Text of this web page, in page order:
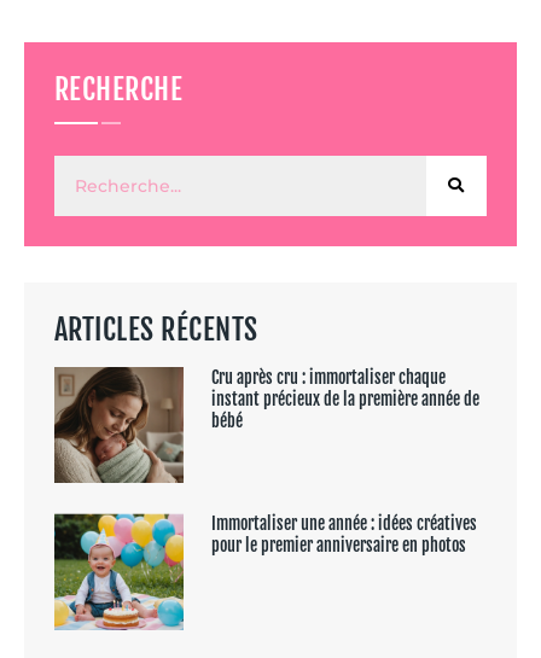
RECHERCHE
ARTICLES RÉCENTS
Cru après cru : immortaliser chaque
instant précieux de la première année de
bébé
Immortaliser une année : idées créatives
pour le premier anniversaire en photos